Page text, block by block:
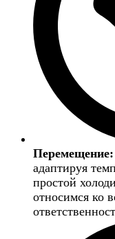
Перемещение:
адаптируя
простой
относимся ко